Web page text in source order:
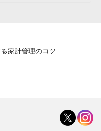
家計管理のコツ